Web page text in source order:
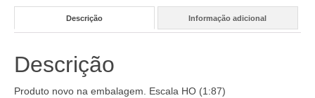
Mesa
Haste
Incluso
Suporte
Descrição Informação adicional
Descrição
Produto novo na embalagem. Escala HO (1:87)